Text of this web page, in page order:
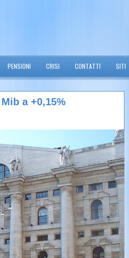
PENSIONI CRISI CONTATTI SITI
a +0,15%